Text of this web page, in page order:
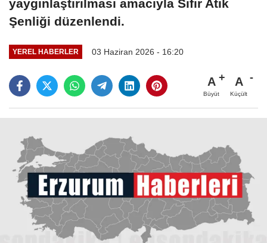
yaygınlaştırılması amacıyla Sıfır Atık
Şenliği düzenlendi.
YEREL HABERLER 03 Haziran 2026 - 16:20
A
Büyüt
A
Küçült